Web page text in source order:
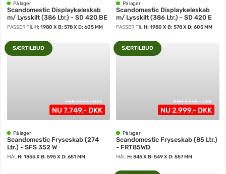
På lager
Scandomestic Displaykøleskab
m/ Lysskilt (386 Ltr.) - SD 420 BE
PASSER TIL H: 1980 X B: 578 X D: 605 MM
På lager
Scandomestic Displaykøleskab
m/ Lysskilt (386 Ltr.) - SD 420 E
PASSER TIL H: 1980 X B: 578 X D: 605 MM
SÆRTILBUD
FØR 9.999,- DKK
NU 7.749,- DKK
På lager
Scandomestic Fryseskab (274
Ltr.) - SFS 352 W
MÅL H: 1855 X B: 595 X D: 651 MM
SÆRTILBUD
FØR 3.995,- DKK
NU 2.999,- DKK
På lager
Scandomestic Fryseskab (85 Ltr.)
- FRT85WD
MÅL H: 845 X B: 549 X D: 557 MM